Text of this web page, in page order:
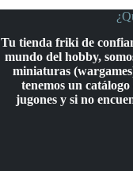
Tu tienda friki de
mundo del hobby,
miniaturas
tenemos un
jugones y si no